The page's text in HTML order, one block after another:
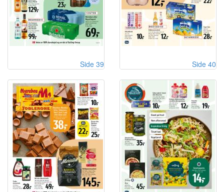
Side 39 Side 40